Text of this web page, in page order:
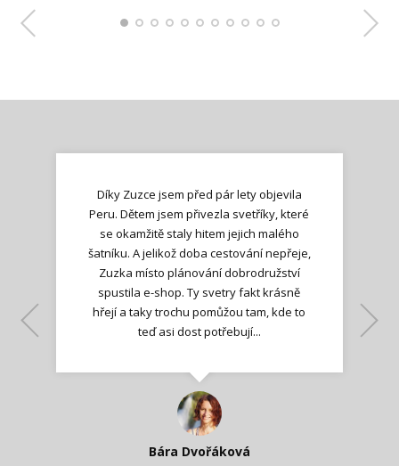
Díky Zuzce jsem před pár lety objevila
Peru. Dětem jsem přivezla svetříky, které
se okamžitě staly hitem jejich malého
šatníku. A jelikož doba cestování nepřeje,
Zuzka místo plánování dobrodružství
spustila e-shop. Ty svetry fakt krásně
hřejí a taky trochu pomůžou tam, kde to
teď asi dost potřebují...
Bára Dvořáková
Jana T.
Kateřina Veleta Štěpánová
Ilona M.
Lenka K.
Nadšená zpráva
Katka Perháčová
Smolková
Lenka K.